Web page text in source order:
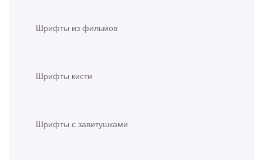
Шрифты из фильмов
Шрифты кисти
Шрифты с завитушками